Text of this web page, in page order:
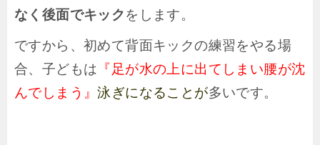
なく後面でキックをします。
ですから、初めて背面キックの練習をやる場
合、子どもは 『足が水の上に出てしまい腰が沈
んでしまう』泳ぎになることが多いです。